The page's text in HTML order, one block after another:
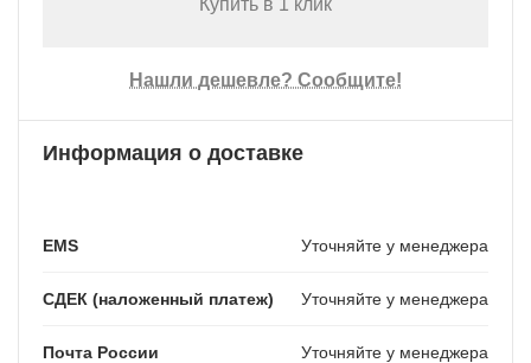
Купить в 1 клик
Нашли дешевле? Сообщите!
Информация о доставке
EMS Уточняйте у менеджера
СДЕК (наложенный платеж) Уточняйте у менеджера
Почта России Уточняйте у менеджера